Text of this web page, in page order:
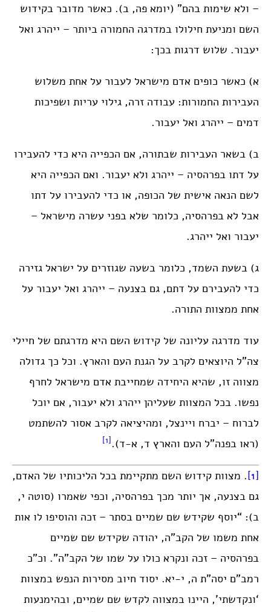
– ולא שימות בהם” (יומא פה, ב). כאשר מדובר בקידוש
השם ומניעת חילולו במדרגה החמורה ביותר – ייהרג ואל
יעבור. שלוש דרגות בכך:
א) כאשר כופים אדם מישראל לעבור על אחת משלוש
העבירות החמורות: עבודה זרה, גילוי עריות ושפיכות
דמים – ייהרג ואל יעבור.
ב) בשאר העבירות שבתורה, אם הכפייה היא כדי להעבירו
על דתו בפרהסיה – ייהרג ולא יעבור. ואם הכפייה היא
לשם הנאה אישית של הכופה, או כדי להעבירו על דתו
אבל לא בפרהסיה, כלומר שלא בפני עשרה מישראל –
יעבור ואל ייהרג.
ג) בשעת השמד, כלומר בשעה שגוזרים על ישראל גזירה
כדי להעבירם על דתם, גם בצנעה – ייהרג ואל יעבור על
אחת ממצוות התורה.
עוד מדרגה עליונה של קידוש השם היא מדרגתם של חיילי
צה”ל היוצאים לקרב על הגנת העם והארץ. וכל כך גדולה
מצווה זו, שהיא היחידה שמחייבת אדם מישראל לחרף
נפשו. בכל המצוות שעליהן ייהרג ולא יעבור, אם יוכל
לברוח – יברח ויינצל, ומהיציאה לקרב אסור להשתמט
(ראו בפנה”ל העם והארץ ד, א-ד). [1]
[1]
. מצוות קידוש השם מתקיימת בכל הליכותיו של האדם,
גם בצנעה, אך יותר מכך בפרהסיה, וכפי שאמרו (סוטה י,
ב): “יוסף שקידש שם שמיים בסתר – זכה והוסיפו לו אות
אחת משמו של הקב”ה, יהודה שקידש שם שמיים
בפרהסיה – זכה ונקרא כולו על שמו של הקב”ה”. וכ”כ
רמב”ם יסה”ת ה, י-יא. יסוד חיוב מסירות הנפש במצוות
‘ונקדשתי’, היינו במצווה לקדש שם שמיים, ובהימנעות